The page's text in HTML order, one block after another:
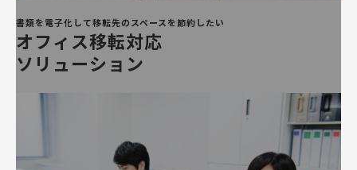
書類を電子化して移転先のスペースを節約したい
オフィス移転対応
ソリューション